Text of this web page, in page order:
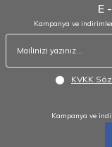
E
Kampanya ve
KVKK
Kampanya ve